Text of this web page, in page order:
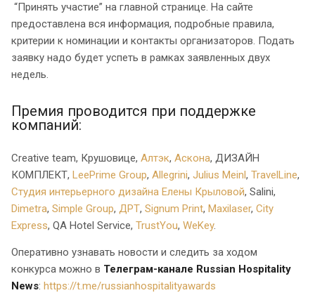
“Принять участие” на главной странице. На сайте
предоставлена вся информация, подробные правила,
критерии к номинации и контакты организаторов. Подать
заявку надо будет успеть в рамках заявленных двух
недель.
Премия проводится при поддержке
компаний:
Creative team, Крушовице, Алтэк, Аскона, ДИЗАЙН
КОМПЛЕКТ, LeePrime Group, Allegrini, Julius Meinl , TravelLine,
Студия интерьерного дизайна Елены Крыловой, Salini,
Dimetra, Simple Group, ДРТ, Signum Print, Maxilaser, City
Express, QA Hotel Service, TrustYou, WeKey.
Оперативно узнавать новости и следить за ходом
конкурса можно в Телеграм-канале Russian Hospitality
News: https://t.me/russianhospitalityawards